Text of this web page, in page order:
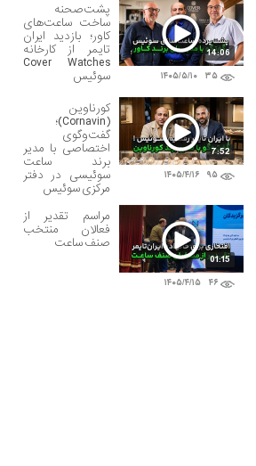
۳۵ ۱۴۰۵/۵/۱۰
14:06
پشت‌صحنه
ساخت ساعت‌های
کاور؛ بازدید ایران
تایمر از کارخانه
Cover Watches
سوئیس
۹۵ ۱۴۰۵/۴/۱۶
7:52
کورناوین
(Cornavin)؛
گفت‌وگوی
اختصاصی با مدیر
برند ساعت
سوئیسی در دفتر
مرکزی سوئیس
۴۶ ۱۴۰۵/۴/۱۵
01:15
مراسم تقدیر از
فعالان منتخب
صنف ساعت